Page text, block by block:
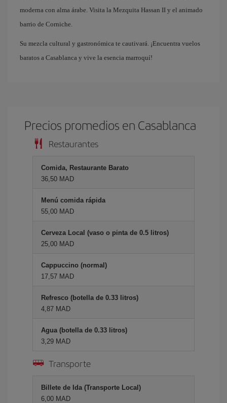
moderna con alma árabe. Visita la Mezquita Hassan II y el animado
barrio de Corniche.
Su mezcla cultural y gastronómica te cautivará. ¡Encuentra vuelos
baratos a Casablanca y vive la esencia marroquí!
Precios promedios en Casablanca
Restaurantes
Comida, Restaurante Barato
36,50 MAD
Menú comida rápida
55,00 MAD
Cerveza Local (vaso o pinta de 0.5 litros)
25,00 MAD
Cappuccino (normal)
17,57 MAD
Refresco (botella de 0.33 litros)
4,87 MAD
Agua (botella de 0.33 litros)
3,29 MAD
Transporte
Billete de Ida (Transporte Local)
6,00 MAD